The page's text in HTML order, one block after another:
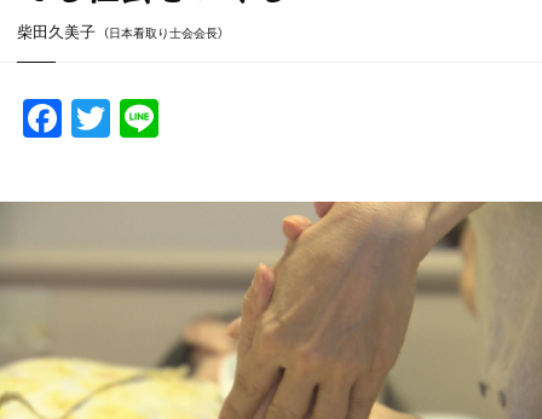
柴田久美子 （日本看取り士会会長）
F
a
c
b
o
k
T
w
itte